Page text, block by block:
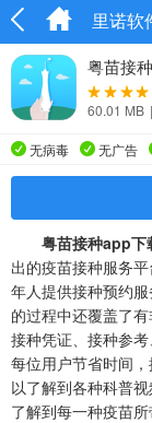
里诺软
粤苗接
60.01 MB |
无病毒 无广告
粤苗接种app下
出的疫苗接种服务
年人提供接种预约
的过程中还覆盖了
接种凭证、接种参
每位用户节省时间
以了解到各种科普
了解到每一种疫苗